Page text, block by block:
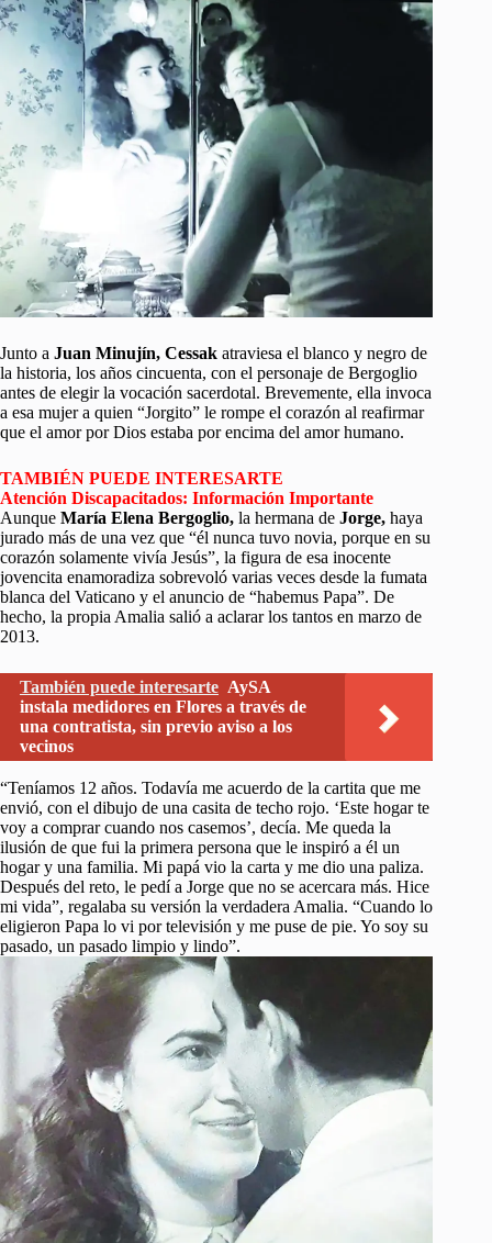
Junto a Juan Minujín, Cessak atraviesa el blanco y negro de
la historia, los años cincuenta, con el personaje de Bergoglio
antes de elegir la vocación sacerdotal. Brevemente, ella invoca
a esa mujer a quien “Jorgito” le rompe el corazón al reafirmar
que el amor por Dios estaba por encima del amor humano.
TAMBIÉN PUEDE INTERESARTE
Atención Discapacitados: Información Importante
Aunque María Elena Bergoglio, la hermana de Jorge, haya
jurado más de una vez que “él nunca tuvo novia, porque en su
corazón solamente vivía Jesús”, la figura de esa inocente
jovencita enamoradiza sobrevoló varias veces desde la fumata
blanca del Vaticano y el anuncio de “habemus Papa”. De
hecho, la propia Amalia salió a aclarar los tantos en marzo de
2013.
También puede interesarte AySA
instala medidores en Flores a través de
una contratista, sin previo aviso a los
vecinos
“Teníamos 12 años. Todavía me acuerdo de la cartita que me
envió, con el dibujo de una casita de techo rojo. ‘Este hogar te
voy a comprar cuando nos casemos’, decía. Me queda la
ilusión de que fui la primera persona que le inspiró a él un
hogar y una familia. Mi papá vio la carta y me dio una paliza.
Después del reto, le pedí a Jorge que no se acercara más. Hice
mi vida”, regalaba su versión la verdadera Amalia. “Cuando lo
eligieron Papa lo vi por televisión y me puse de pie. Yo soy su
pasado, un pasado limpio y lindo”.